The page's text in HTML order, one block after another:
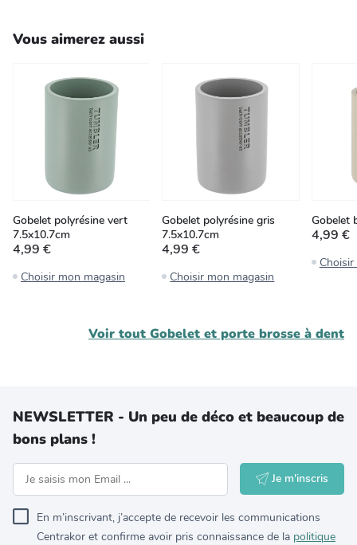
Vous aimerez aussi
Gobelet polyrésine vert
7.5x10.7cm
4,99 €
Choisir mon magasin
Gobelet polyrésine gris
7.5x10.7cm
4,99 €
Choisir mon magasin
Gobelet
4,99 €
Voir tout Gobelet et porte brosse à dent
NEWSLETTER - Un peu de déco et beaucoup de
bons plans !
Je m'inscris
En m’inscrivant, j’accepte de recevoir les communications
Centrakor et confirme avoir pris connaissance de la politique